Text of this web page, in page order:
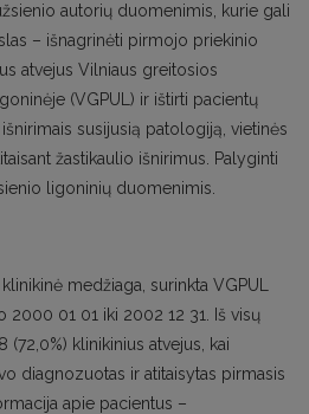
autorių duomenimis, kurie gali
– išnagrinėti pirmojo priekinio
atvejus Vilniaus greitosios
(VGPUL) ir ištirti pacientų
susijusią patologiją, vietinės
žastikaulio išnirimus. Palyginti
ligoninių duomenimis.
medžiaga, surinkta VGPUL
01 01 iki 2002 12 31. Iš visų
klinikinius atvejus, kai
diagnozuotas ir atitaisytas pirmasis
apie pacientus –